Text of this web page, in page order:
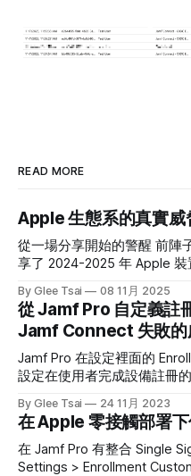
READ MORE
Apple 生態系的真實
從一場分享開始的警醒 前陣子在 Jamf Nation Live Taipei 分
享了 2024-2025 年 Apple
有一種根深蒂固的信心—拿著
位世界的「免死金牌」。說
全設計確實領先業界，這不
心，我開始想更深入地了解真實情況。 從
報告開始，我觀察了全球情
TAG、Kaspersky）揭露的
點殘酷的事實，也正好對應
Apple 設備並非堅不可摧，
為什麼 Apple
By Glee Tsai 08 11月 2025
從 Jamf Pro 自定義註
Jamf Connect 失敗的
Jamf Pro 在設定裡面的
設定在使用者完成設備註冊
還需要登入的步驟。但在撰
功能上有問題，在跟 Jamf
一種 Workaround 來解決，只
Jamf Pro 裡的 Enrollment
By Glee Tsai 24 11月 2023
在 Apple 零接觸部署
在 Jamf Pro 有整合 Single
Settings > Enrollment